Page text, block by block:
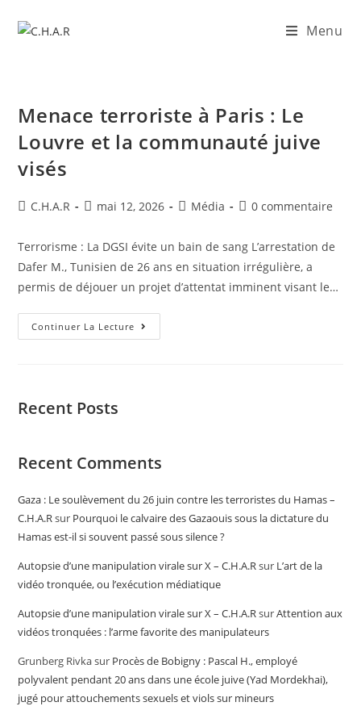
Menu
Menace terroriste à Paris : Le
Louvre et la communauté juive
visés
C.H.A.R mai 12, 2026 Média 0 commentaire
Terrorisme : La DGSI évite un bain de sang ​L’arrestation de
Dafer M., Tunisien de 26 ans en situation irrégulière, a
permis de déjouer un projet d’attentat imminent visant le…
Continuer La Lecture
Recent Posts
Recent Comments
Gaza : Le soulèvement du 26 juin contre les terroristes du Hamas –
C.H.A.Rsur Pourquoi le calvaire des Gazaouis sous la dictature du
Hamas est-il si souvent passé sous silence ?
Autopsie d’une manipulation virale sur X – C.H.A.Rsur L’art de la
vidéo tronquée, ou l’exécution médiatique
Autopsie d’une manipulation virale sur X – C.H.A.RsurAttention aux
vidéos tronquées : l’arme favorite des manipulateurs
Grunberg Rivkasur Procès de Bobigny : Pascal H., employé
polyvalent pendant 20 ans dans une école juive (Yad Mordekhai),
jugé pour attouchements sexuels et viols sur mineurs